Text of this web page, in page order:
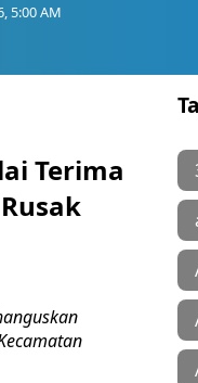
5:00 AM
Terima